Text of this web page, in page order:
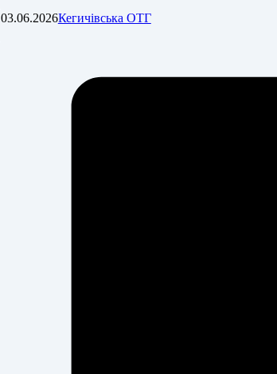
03.06.2026Кегичівська ОТГ